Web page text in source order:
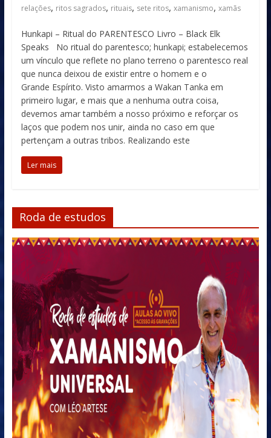
relações, ritos sagrados, rituais, sete ritos, xamanismo, xamãs
Hunkapi – Ritual do PARENTESCO Livro – Black Elk
Speaks No ritual do parentesco; hunkapi; estabelecemos
um vínculo que reflete no plano terreno o parentesco real
que nunca deixou de existir entre o homem e o
Grande Espírito. Visto amarmos a Wakan Tanka em
primeiro lugar, e mais que a nenhuma outra coisa,
devemos amar também a nosso próximo e reforçar os
laços que podem nos unir, ainda no caso em que
pertençam a outras tribos. Realizando este
Ler mais
Roda de estudos